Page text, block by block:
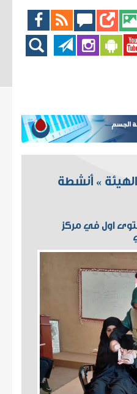
» أنشطة
اول في مركز